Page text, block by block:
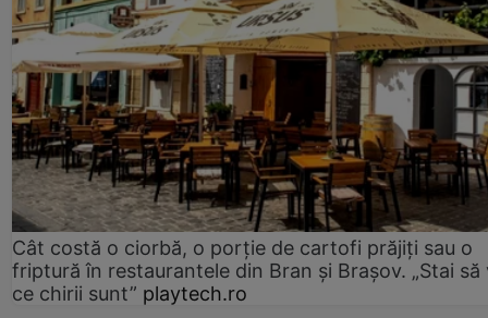
Cât costă o ciorbă, o porţie de cartofi prăjiţi sau o
friptură în restaurantele din Bran şi Braşov. „Stai să
ce chirii sunt” playtech.ro